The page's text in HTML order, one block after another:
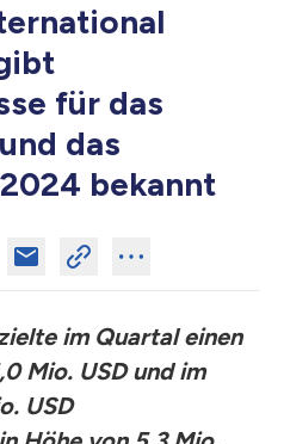
für das
das
bekannt
im Quartal einen
Mio. USD und im
USD